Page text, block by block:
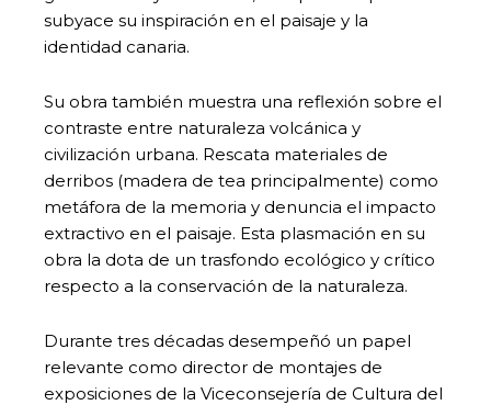
subyace su inspiración en el paisaje y la
identidad canaria.
Su obra también muestra una reflexión sobre el
contraste entre naturaleza volcánica y
civilización urbana. Rescata materiales de
derribos (madera de tea principalmente) como
metáfora de la memoria y denuncia el impacto
extractivo en el paisaje. Esta plasmación en su
obra la dota de un trasfondo ecológico y crítico
respecto a la conservación de la naturaleza.
Durante tres décadas desempeñó un papel
relevante como director de montajes de
exposiciones de la Viceconsejería de Cultura del